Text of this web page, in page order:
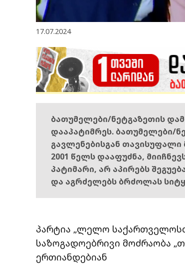
17.07.2024
ბათუმელები/ნეტგაზეთის
დააპატიმრეს. ბათუმელები/
გავლენებისგან
2001 წელს დააფუძნა,
პატიმარი, არ აპირებს
და აგრძელებს ბრძოლას
პარტია „ლელო
საზოგადოებრივი მოძრაობა
ერთიანდებიან